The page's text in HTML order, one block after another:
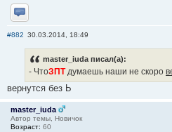
Отправить личное сообщение
#882 30.03.2014, 18:49
master_iuda писал(а):
- ЧтоЗПТдумаешь наши не скоро
вернутся без Ь
master_iuda
Автор темы, Новичок
Возраст: 60